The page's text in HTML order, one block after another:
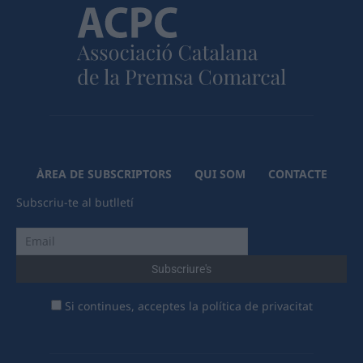
ÀREA DE SUBSCRIPTORS QUI SOM
CONTACTE
Subscriu-te al butlletí
Si continues, acceptes la política de privacitat